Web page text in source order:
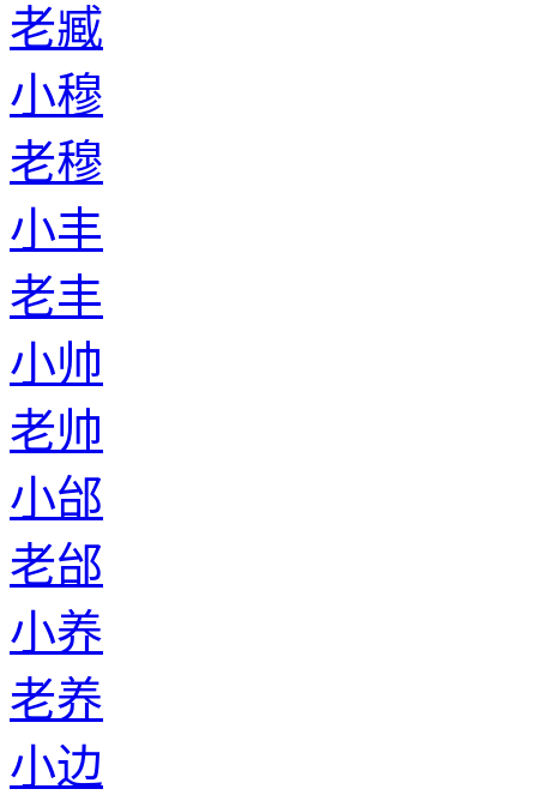
老臧
小穆
老穆
小丰
老丰
小帅
老帅
小邰
老邰
小养
老养
小边